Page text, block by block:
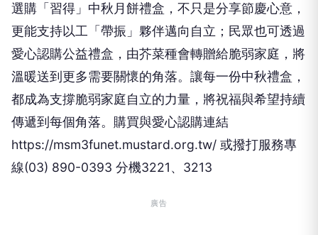
選購「習得」中秋月餅禮盒，不只是分享節慶心意，
更能支持以工「帶振」夥伴邁向自立；民眾也可透過
愛心認購公益禮盒，由芥菜種會轉贈給脆弱家庭，將
溫暖送到更多需要關懷的角落。讓每一份中秋禮盒，
都成為支撐脆弱家庭自立的力量，將祝福與希望持續
傳遞到每個角落。購買與愛心認購連結
https://msm3funet.mustard.org.tw/ 或撥打服務專
線(03) 890-0393 分機3221、3213
廣告